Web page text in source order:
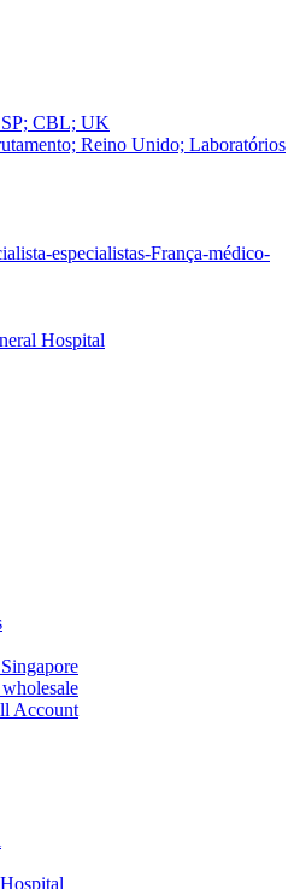
CBL; UK
Reino Unido; Laboratórios
especialistas-França-médico-
Hospital
Account